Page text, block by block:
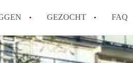
GEZOCHT FAQ